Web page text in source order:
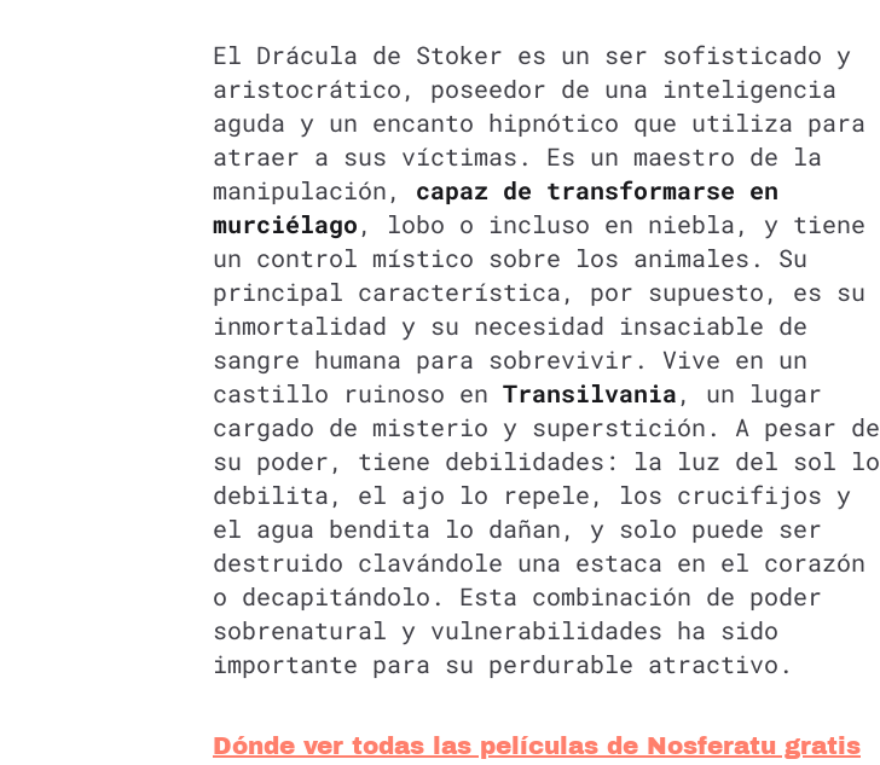
El Drácula de Stoker es un ser sofisticado y
aristocrático, poseedor de una inteligencia
aguda y un encanto hipnótico que utiliza para
atraer a sus víctimas. Es un maestro de la
manipulación, capaz de transformarse en
murciélago, lobo o incluso en niebla, y tiene
un control místico sobre los animales. Su
principal característica, por supuesto, es su
inmortalidad y su necesidad insaciable de
sangre humana para sobrevivir. Vive en un
castillo ruinoso en Transilvania, un lugar
cargado de misterio y superstición. A pesar de
su poder, tiene debilidades: la luz del sol lo
debilita, el ajo lo repele, los crucifijos y
el agua bendita lo dañan, y solo puede ser
destruido clavándole una estaca en el corazón
o decapitándolo. Esta combinación de poder
sobrenatural y vulnerabilidades ha sido
importante para su perdurable atractivo.
Dónde ver todas las películas de Nosferatu gratis